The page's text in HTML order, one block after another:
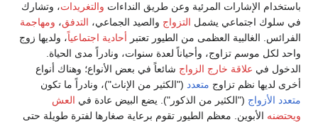
الإشارات المرئية وعن طريق النداءاتوالتغريدات ، وتشارك
سلوك اجتماعي يشملالتزواجوالصيد الجماعي،التدفق،ومهاجمة
الغالبية العظمى من الطيور تعتبر أحادية اجتماعياً، ولديها زوج
لكل موسم تزاوج، وأحياناً لعدة سنوات، ونادراً مدى الحياة.
في علاقة خارج الزواجشائعاً في بعض الأنواع؛ وهناك أنواع
لديها نظم تزاوجمتعدد ("الكثير من الإناث")، ونادراً ما تكون
الأزواج("الكثير من الذكور"). يضع البيض عادة فيالعش
الأبوين. معظم الطيور تقوم برعاية صغارها لفترة طويلة حتى